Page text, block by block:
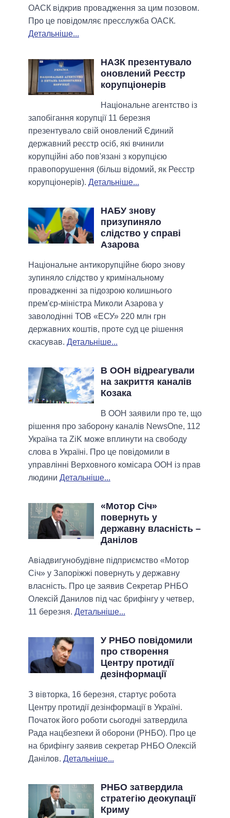
ОАСК відкрив провадження за цим позовом.
Про це повідомляє пресслужба ОАСК.
Детальніше...
НАЗК презентувало
оновлений Реєстр
корупціонерів
Національне агентство із
запобігання корупції 11 березня
презентувало свій оновлений Єдиний
державний реєстр осіб, які вчинили
корупційні або пов'язані з корупцією
правопорушення (більш відомий, як Реєстр
корупціонерів). Детальніше...
НАБУ знову
призупиняло
слідство у справі
Азарова
Національне антикорупційне бюро знову
зупиняло слідство у кримінальному
провадженні за підозрою колишнього
прем'єр-міністра Миколи Азарова у
заволодінні ТОВ «ЕСУ» 220 млн грн
державних коштів, проте суд це рішення
скасував. Детальніше...
В ООН відреагували
на закриття каналів
Козака
В ООН заявили про те, що
рішення про заборону каналів NewsOne, 112
Україна та ZiK може вплинути на свободу
слова в Україні. Про це повідомили в
управлінні Верховного комісара ООН із прав
людини Детальніше...
«Мотор Січ»
повернуть у
державну власність –
Данілов
Авіадвигунобудівне підприємство «Мотор
Січ» у Запоріжжі повернуть у державну
власність. Про це заявив Секретар РНБО
Олексій Данилов під час брифінгу у четвер,
11 березня. Детальніше...
У РНБО повідомили
про створення
Центру протидії
дезінформації
З вівторка, 16 березня, стартує робота
Центру протидії дезінформації в Україні.
Початок його роботи сьогодні затвердила
Рада нацбезпеки й оборони (РНБО). Про це
на брифінгу заявив секретар РНБО Олексій
Данілов. Детальніше...
РНБО затвердила
стратегію деокупації
Криму